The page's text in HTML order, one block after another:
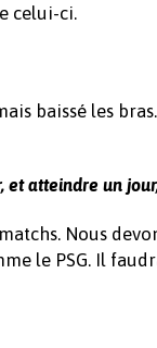
celui-ci.
baissé les
atteindre un
Nous
le PSG. Il